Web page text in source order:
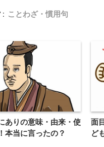
: ことわざ・慣用句
ありの意味・由来・使
本当に言ったの？
面
ど